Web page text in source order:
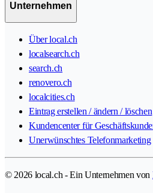
Unternehmen
Über local.ch
localsearch.ch
search.ch
renovero.ch
localcities.ch
Eintrag erstellen / ändern / löschen
Kundencenter für
Unerwünschtes Telefonmarketing
© 2026 local.ch - Ein Unternehmen von